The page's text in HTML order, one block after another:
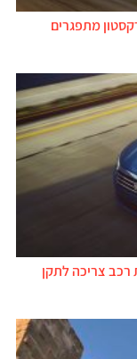
מתפגרים
רכב צריכה לתקן